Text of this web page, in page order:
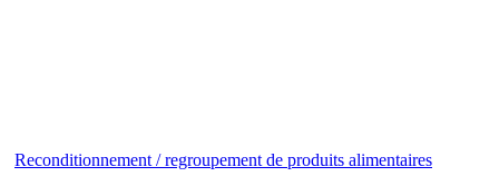
Reconditionnement / regroupement de produits alimentaires